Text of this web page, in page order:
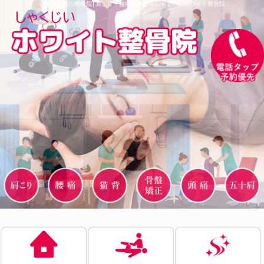
石神井公園の整骨院│肩こり・腰痛の事ならしゃくじいホワイト整骨院